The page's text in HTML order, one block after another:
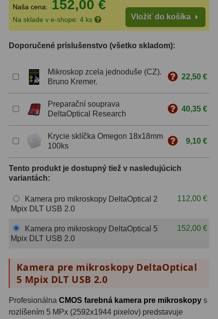
ZOOM12
Ostatné 30
Filtre181
Mesačné a polarizačné
Slnečné42
Širokopásmové2
OIII21
SII2
Farebné66
Naša cena: 152,00 €
Na sklade v e-shope: 4 ks Vložiť do košíka
Doporučené príslušenstvo (všetko skladom):
Mikroskop zcela jednoduše (CZ).
Bruno Kremer.
22,50 €
Preparační souprava
DeltaOptical Research
40,35 €
Krycie sklíčka Omegon 18x18mm
100ks
9,10 €
Tento produkt je dostupný tiež v nasledujúcich
variantách:
Kamera pro mikroskopy DeltaOptical 2
Mpix DLT USB 2.0
112,00 €
Kamera pro mikroskopy DeltaOptical 5
Mpix DLT USB 2.0
152,00 €
Kamera pre mikroskopy DeltaOptical
5 Mpix DLT USB 2.0
Profesionálna CMOS farebná kamera pre mikroskopy s
rozlíšením 5 MPx (2592x1944 pixelov) predstavuje